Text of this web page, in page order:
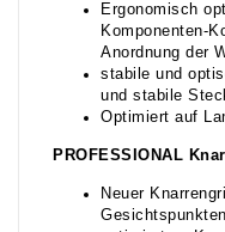
Ergonomisch
Komponenten-
Anordnung der
stabile und
und stabile
Optimiert auf
PROFESSIONAL
Neuer